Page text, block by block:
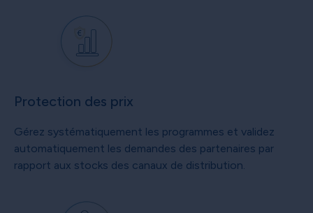
Protection des prix
Gérez systématiquement les programmes et validez
automatiquement les demandes des partenaires par
rapport aux stocks des canaux de distribution.